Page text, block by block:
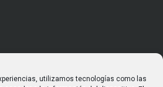
utilizamos tecnologías como las